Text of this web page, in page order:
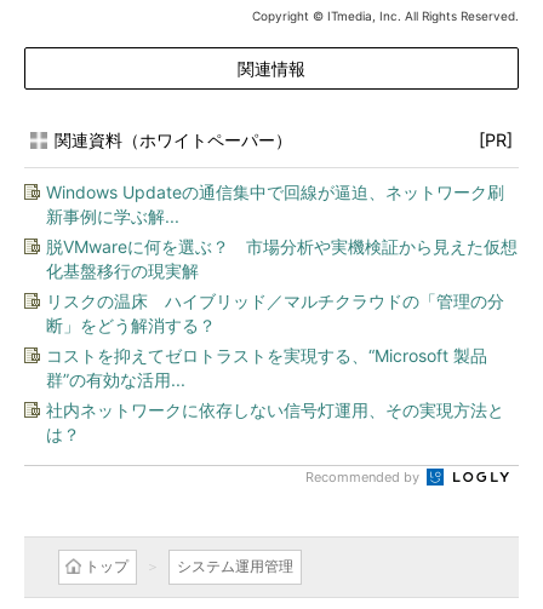
Copyright © ITmedia, Inc. All Rights Reserved.
関連情報
関連資料（ホワイトペーパー） [PR]
Windows Updateの通信集中で回線が逼迫、ネットワーク刷
新事例に学ぶ解...
脱VMwareに何を選ぶ？ 市場分析や実機検証から見えた仮想
化基盤移行の現実解
リスクの温床 ハイブリッド／マルチクラウドの「管理の分
断」をどう解消する？
コストを抑えてゼロトラストを実現する、“Microsoft 製品
群”の有効な活用...
社内ネットワークに依存しない信号灯運用、その実現方法と
は？
Recommended by
トップ システム運用管理